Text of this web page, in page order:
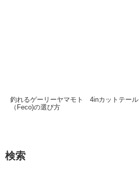
釣れるゲーリーヤマモト 4inカットテール
（Feco)の選び方
検索